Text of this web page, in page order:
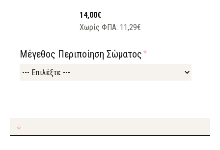
14,00€
Χωρίς ΦΠΑ: 11,29€
Μέγεθος Περιποίηση Σώματος